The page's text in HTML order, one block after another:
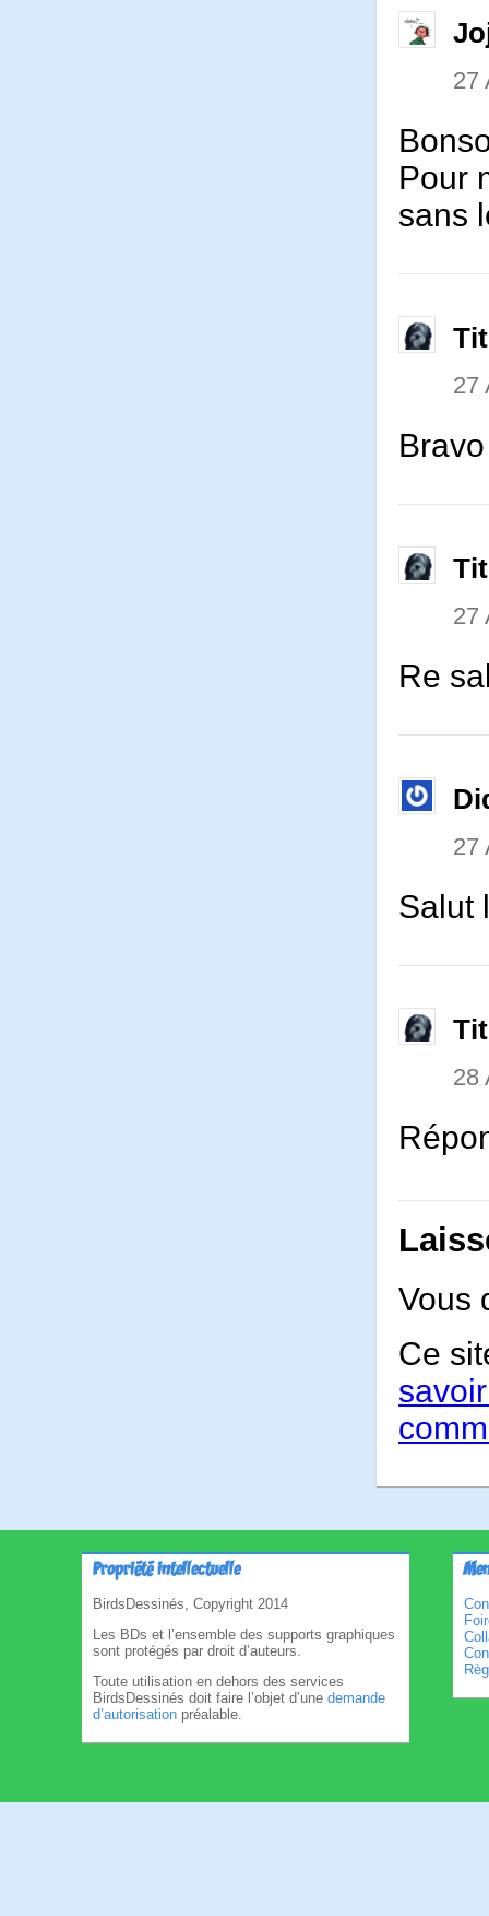
27
Pour
sans
27
27
Re
27
Salut
28
Vous
Ce
Propriété intellectuelle
BirdsDessinés, Copyright 2014
Les BDs et l’ensemble des supports graphiques
sont protégés par droit d’auteurs.
Toute utilisation en dehors des services
BirdsDessinés doit faire l’objet d’une demande
d’autorisation préalable.